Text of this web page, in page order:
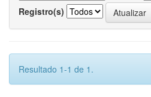
Registro(s)
Resultado 1-1 de 1.